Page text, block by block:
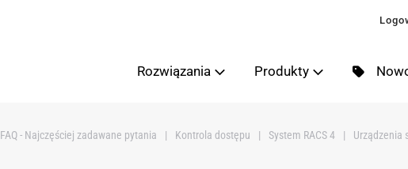
Rozwiązania Produkty
FAQ - Najczęściej zadawane pytania Kontrola dostępu System RACS 4 Urządzenia